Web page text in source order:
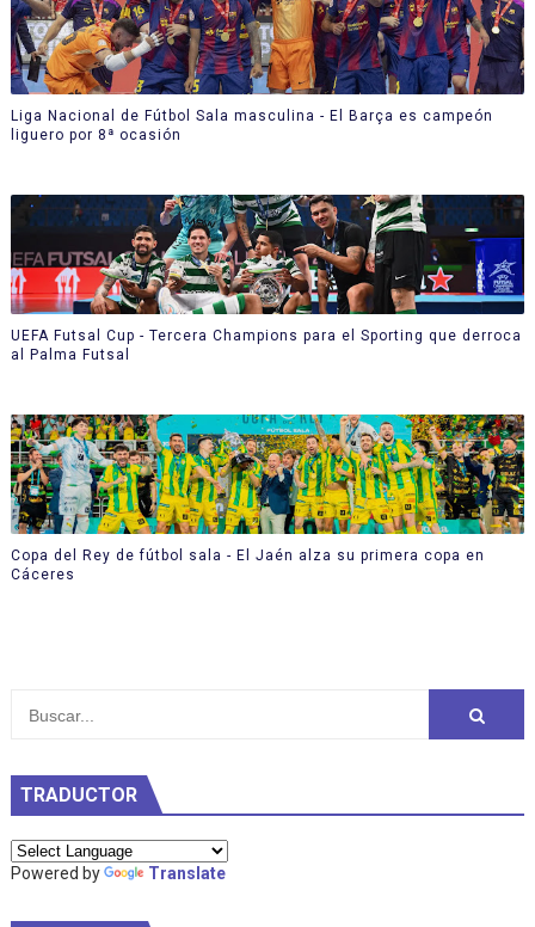
Liga Nacional de Fútbol Sala masculina - El Barça es campeón
liguero por 8ª ocasión
UEFA Futsal Cup - Tercera Champions para el Sporting que derroca
al Palma Futsal
Copa del Rey de fútbol sala - El Jaén alza su primera copa en
Cáceres
TRADUCTOR
Powered by Translate